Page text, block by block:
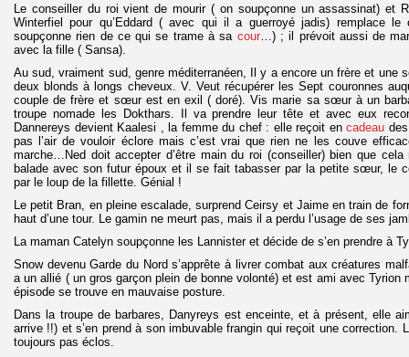
Le conseiller du roi vient de mourir ( on soupçonne un assassinat) et
Winterfiel pour qu’Eddard ( avec qui il a guerroyé jadis) remplace
soupçonne rien de ce qui se trame à sa cour…) ; il prévoit aussi de
avec la fille ( Sansa).
Au sud, vraiment sud, genre méditerranéen, Il y a encore un frère et une
deux blonds à longs cheveux. V. Veut récupérer les Sept couronnes
couple de frère et sœur est en exil ( doré). Vis marie sa sœur à un
troupe nomade les Dokthars. Il va prendre leur tête et avec eux
Dannereys devient Kaalesi , la femme du chef : elle reçoit encadeau
pas l’air de vouloir éclore mais c’est vrai que rien ne les couve
marche…Ned doit accepter d’être main du roi (conseiller) bien que
balade avec son futur époux et il se fait tabasser par la petite sœur, le
par le loup de la fillette. Génial !
Le petit Bran, en pleine escalade, surprend Ceirsy et Jaime en train de
haut d’une tour. Le gamin ne meurt pas, mais il a perdu l’usage de ses
La maman Catelyn soupçonne les Lannister et décide de s’en prendre à
Snow devenu Garde du Nord s’apprête à livrer combat aux créatures
a un allié ( un gros garçon plein de bonne volonté) et est ami avec Tyrion
épisode se trouve en mauvaise posture.
Dans la troupe de barbares, Danyreys est enceinte, et à présent, elle
arrive !!) et s’en prend à son imbuvable frangin qui reçoit une correction.
toujours pas éclos.